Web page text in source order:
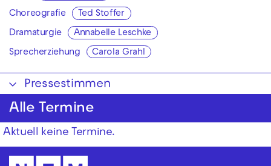
Choreografie Ted Stoffer
Dramaturgie Annabelle Leschke
Sprecherziehung Carola Grahl
Pressestimmen
Alle Termine
Aktuell keine Termine.